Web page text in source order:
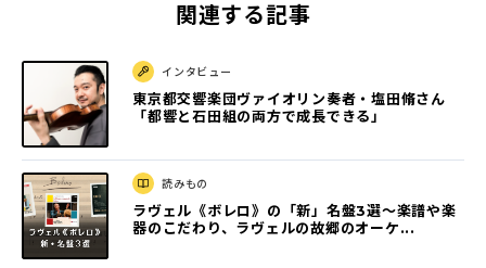
関連する記事
インタビュー
東京都交響楽団ヴァイオリン奏者・塩田脩さん
「都響と石田組の両方で成長できる」
読みもの
ラヴェル《ボレロ》の「新」名盤3選〜楽譜や楽
器のこだわり、ラヴェルの故郷のオーケ...